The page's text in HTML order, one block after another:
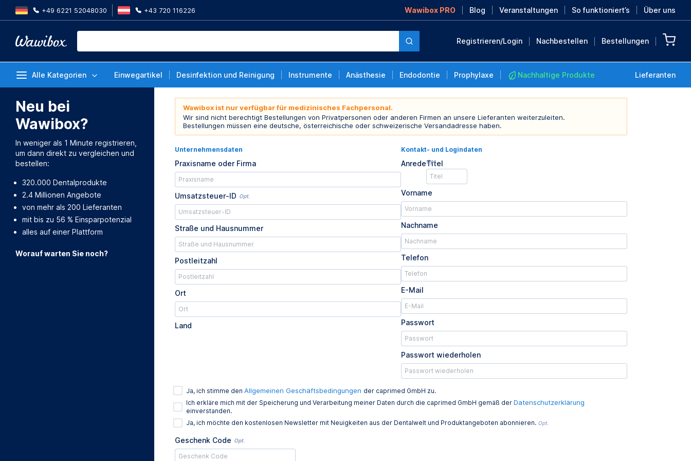
+49 6221 52048030 +43 720 116226 Wawibox PRO Blog Veranstaltungen So funktioniert’s Über uns
Registrieren/Login Nachbestellen Bestellungen
Alle Kategorien Einwegartikel Desinfektion und Reinigung Instrumente Anästhesie Endodontie Prophylaxe Nachhaltige Produkte Lieferanten
MEHR ENTDECKEN
Neu bei
Wawibox?
In weniger als 1 Minute registrieren,
um dann direkt zu vergleichen und
bestellen:
320.000 Dentalprodukte
2.4 Millionen Angebote
von mehr als 200 Lieferanten
mit bis zu 56 % Einsparpotenzial
alles auf einer Plattform
Worauf warten Sie noch?
Wawibox ist nur verfügbar für medizinisches Fachpersonal.
Wir sind nicht berechtigt Bestellungen von Privatpersonen oder anderen Firmen an unsere Lieferanten weiterzuleiten.
Bestellungen müssen eine deutsche, österreichische oder schweizerische Versandadresse haben.
Unternehmensdaten
Praxisname oder Firma
Umsatzsteuer-ID Opt.
Straße und Hausnummer
Postleitzahl
Ort
Land
Kontakt- und Logindaten
AnredeTitel
Opt.
Vorname
Nachname
Telefon
E-Mail
Passwort
Passwort wiederholen
Ja, ich stimme den Allgemeinen Geschäftsbedingungen der caprimed GmbH zu.
Ich erkläre mich mit der Speicherung und Verarbeitung meiner Daten durch die caprimed GmbH gemäß der Datenschutzerklärung
einverstanden.
Ja, ich möchte den kostenlosen Newsletter mit Neuigkeiten aus der Dentalwelt und Produktangeboten abonnieren. Opt.
Geschenk Code Opt.